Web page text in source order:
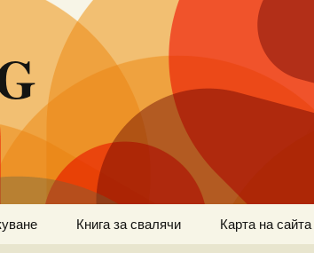
Книга за свалячи Карта на сайта